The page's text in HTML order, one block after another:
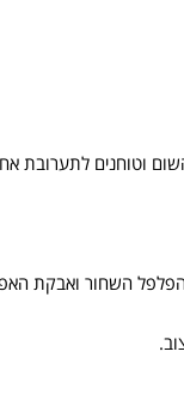
וטוחנים לתערובת
השחור ואבקת